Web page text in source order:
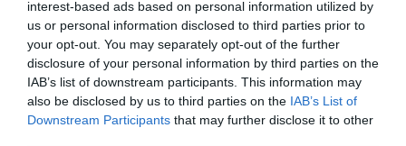
interest-based ads based on personal information utilized by
us or personal information disclosed to third parties prior to
your opt-out. You may separately opt-out of the further
disclosure of your personal information by third parties on the
IAB’s list of downstream participants. This information may
also be disclosed by us to third parties on the IAB’s List of
Downstream Participants that may further disclose it to other
La décoration intérieure est tout aussi originale, tournée
vers le voyage. Tout est fait pour mettre les voyageurs à
l’aise et l’équipement est de qualité. Le logement
dispose de quatre couchages.